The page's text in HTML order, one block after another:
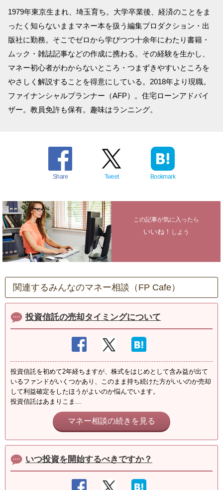
1979年東京生まれ、埼玉育ち。大学卒業後、経済のことをま
ったく知らないままマネー本を扱う編集プロダクション・出
版社に勤務。そこでゼロから学びつつ十余年にわたり書籍・
ムック・雑誌記事などの作成に携わる。その経験を生かし、
マネー初心者がわからないところ・つまずきやすいところを
やさしく解説することを得意にしている。2018年より現職。
ファイナンシャルプランナー（AFP）。住宅ローンアドバイ
ザー。教員免許も保有。趣味はランニング。
Share Tweet Bookmark
この記事が気に入ったら
いいね！ しよう
関連するみんなのマネー相談（FP Cafe）
投資信託の売却タイミングについて
投資信託を初めて2年経ちますが、株式をはじめとして含み益が出て
いるファンドがいくつかあり、このまま持ち続けた方がいいのか売却
して利益確定をしたほうがよいのか悩んでいます。
投資信託はあまりこま...
マネー相談の続きを見る
いつ投資を開始するべきですか？